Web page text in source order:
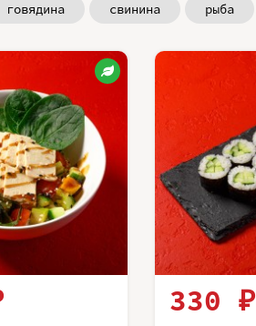
говядина свинина рыба
330 ₽